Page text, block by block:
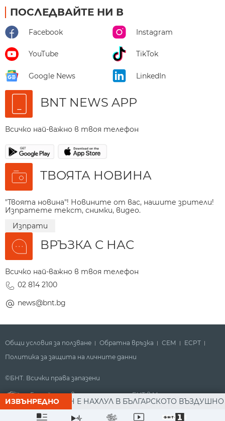
ПОСЛЕДВАЙТЕ НИ В
Facebook Instagram
YouTube TikTok
Google News LinkedIn
BNT NEWS APP
Всичко най-важно в твоя телефон
ТВОЯТА НОВИНА
"Твоята новина"! Новините от вас, нашите зрители!
Изпратете текст, снимки, видео.
Изпрати
ВРЪЗКА С НАС
Всичко най-важно в твоя телефон
02 814 2100
news@bnt.bg
ИЗВЪНРЕДНО
ДРОН Е НАХЛУЛ В БЪЛГАРСКОТО ВЪЗДУШНО
Общи условия за ползване Обратна връзка СЕМ
ECPT
Политика за защита на личните данни
©БНТ. Всички права запазени
Гледайте новините за деня на БНТ в Метрото